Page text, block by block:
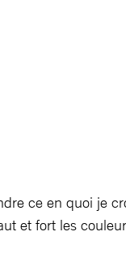
ce en quoi je
et fort les